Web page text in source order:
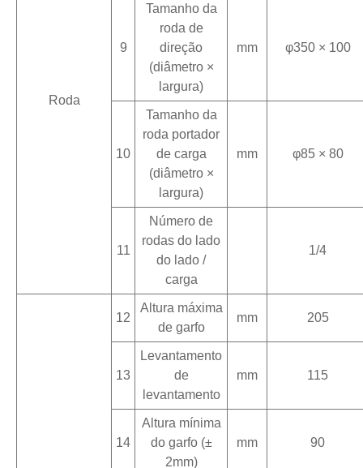
Roda
9
Tamanho da
roda de
direção
(diâmetro ×
largura)
mm φ350 × 100
10
Tamanho da
roda portador
de carga
(diâmetro ×
largura)
mm φ85 × 80
11
Número de
rodas do lado
do lado /
carga
1/4
12
Altura máxima
de garfo
mm 205
13
Levantamento
de
levantamento
mm 115
14
Altura mínima
do garfo (±
2mm)
mm 90